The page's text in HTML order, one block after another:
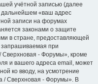
учётной записью (далее
дальнейшем «ваш адрес
записи на форумах
законами о защите
в стране, предоставляющей
запрашиваемая при
Сверхновая - Форумы», кроме
и вашего адреса email, может
ко вводу, на усмотрение
/ Сверхновая - Форумы». В